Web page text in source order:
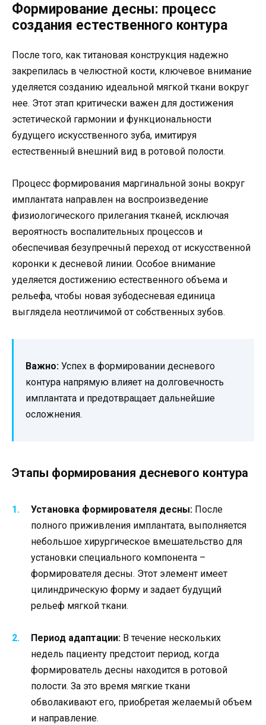
Формирование десны: процесс
создания естественного контура
После того, как титановая конструкция надежно
закрепилась в челюстной кости, ключевое внимание
уделяется созданию идеальной мягкой ткани вокруг
нее. Этот этап критически важен для достижения
эстетической гармонии и функциональности
будущего искусственного зуба, имитируя
естественный внешний вид в ротовой полости.
Процесс формирования маргинальной зоны вокруг
имплантата направлен на воспроизведение
физиологического прилегания тканей, исключая
вероятность воспалительных процессов и
обеспечивая безупречный переход от искусственной
коронки к десневой линии. Особое внимание
уделяется достижению естественного объема и
рельефа, чтобы новая зубодесневая единица
выглядела неотличимой от собственных зубов.
Важно: Успех в формировании десневого
контура напрямую влияет на долговечность
имплантата и предотвращает дальнейшие
осложнения.
Этапы формирования десневого контура
Установка формирователя десны: После
полного приживления имплантата, выполняется
небольшое хирургическое вмешательство для
установки специального компонента –
формирователя десны. Этот элемент имеет
цилиндрическую форму и задает будущий
рельеф мягкой ткани.
Период адаптации: В течение нескольких
недель пациенту предстоит период, когда
формирователь десны находится в ротовой
полости. За это время мягкие ткани
обволакивают его, приобретая желаемый объем
и направление.